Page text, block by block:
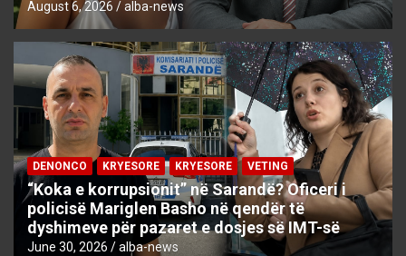
August 6, 2026 alba-news
DENONCO KRYESORE KRYESORE VETING
“Koka e korrupsionit” në Sarandë? Oficeri i
policisë Mariglen Basho në qendër të
dyshimeve për pazaret e dosjes së IMT-së
June 30, 2026 alba-news